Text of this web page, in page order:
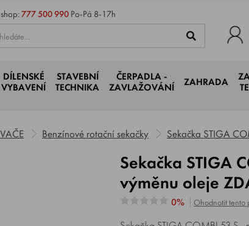
777 500 990 Po-Pá 8-17h
DÍLENSKÉ
VYBAVENÍ
STAVEBNÍ
TECHNIKA
ČERPADLA -
ZAVLAŽOVÁNÍ
ZAHRADA
Benzínové rotační sekačky Sekačka STIGA
Sekačka STIGA COMBI 53 S + Sada na
výměnu oleje
0% Ohodnotit tento